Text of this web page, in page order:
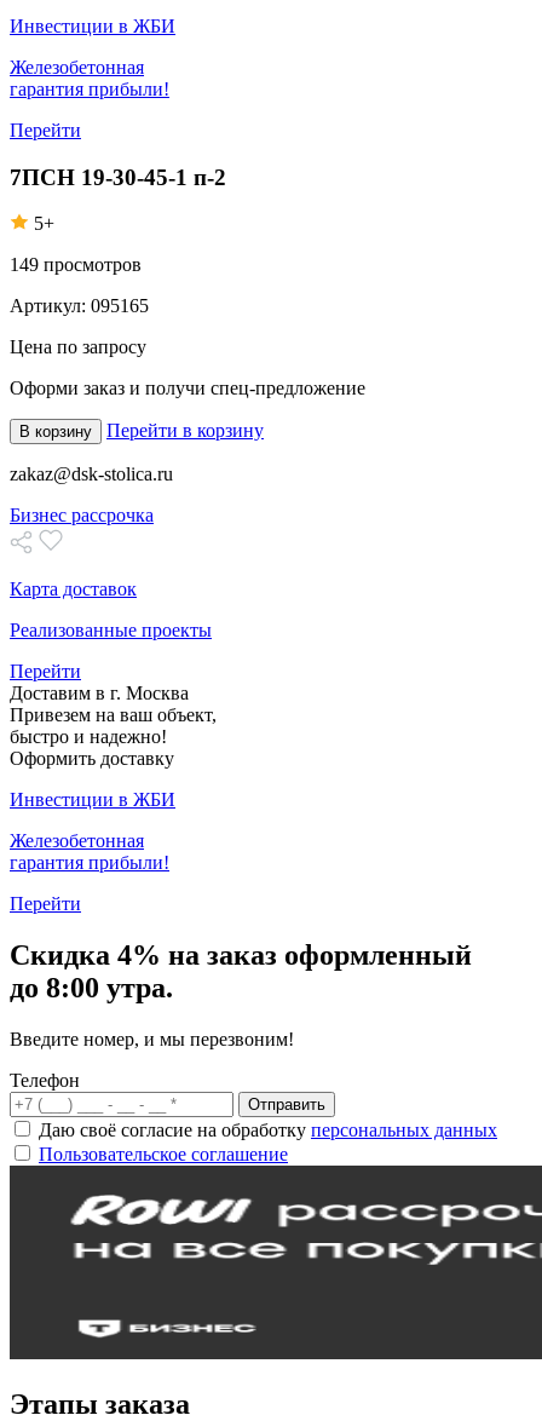
Инвестиции в ЖБИ
Железобетонная
гарантия прибыли!
Перейти
7ПСН 19-30-45-1 п-2
5+
149 просмотров
Артикул: 095165
Цена по запросу
Оформи заказ и получи спец-предложение
В корзину Перейти в корзину
zakaz@dsk-stolica.ru
Бизнес рассрочка
Карта доставок
Реализованные проекты
Перейти
Доставим в г. Москва
Привезем на ваш объект,
быстро и надежно!
Оформить доставку
Инвестиции в ЖБИ
Железобетонная
гарантия прибыли!
Перейти
Скидка 4% на заказ оформленный
до 8:00 утра.
Введите номер, и мы перезвоним!
Телефон
Отправить
Даю своё согласие на обработку персональных данных
Пользовательское соглашение
Этапы заказа